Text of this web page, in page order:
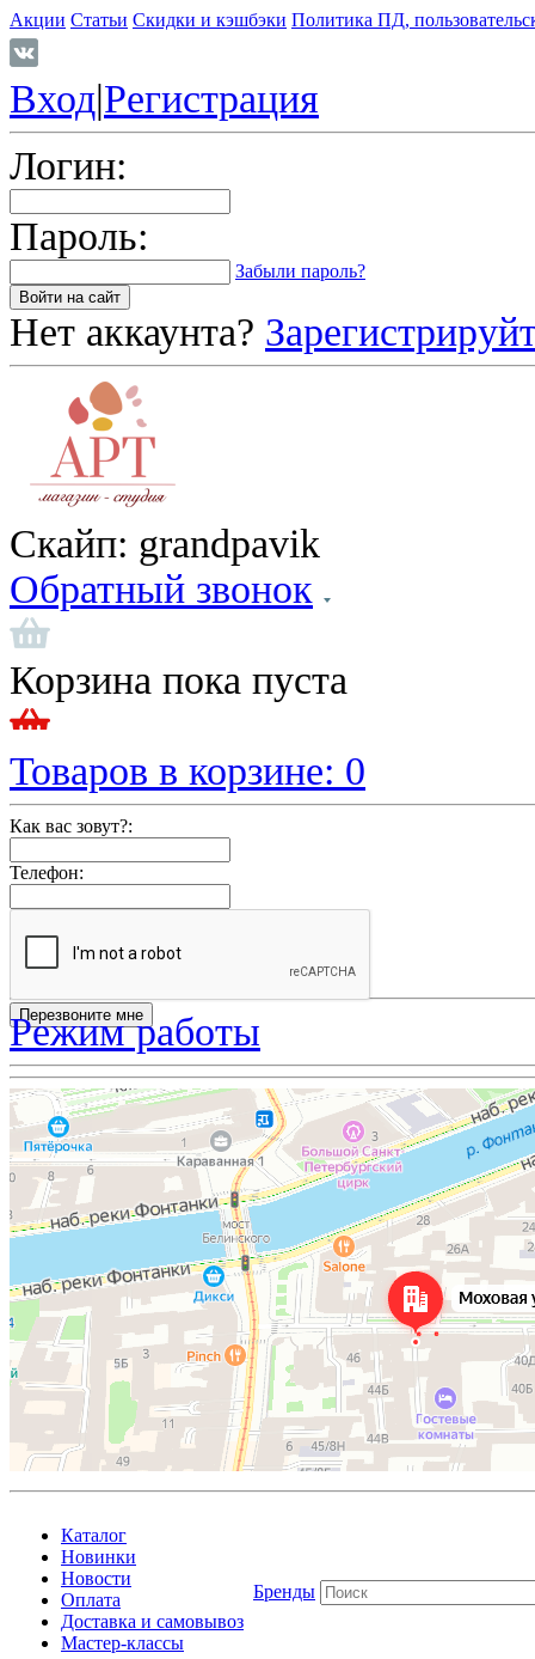
Акции Статьи Скидки и кэшбэки Политика ПД,
Вход|Регистрация
Логин:
Пароль:
Забыли пароль?
Нет аккаунта?
Скайп: grandpavik
Обратный звонок
Корзина пока пуста
Товаров в корзине: 0
Как вас зовут?:
Телефон:
Режим работы
Каталог
Новинки
Новости
Оплата
Доставка и самовывоз
Мастер-классы
Бренды